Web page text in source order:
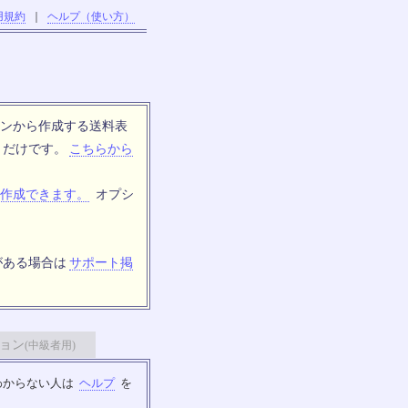
規約 ヘルプ（使い方）
から作成する送料表
けです。
こちらから
成できます。 オプシ
る場合は サポート掲
ン(中級者用)
らない人は ヘルプ を